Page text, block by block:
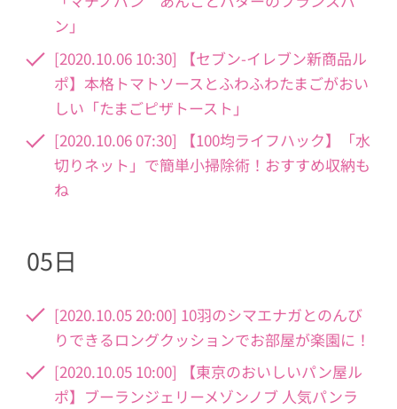
ン」
[2020.10.06 10:30] 【セブン-イレブン新商品ル
ポ】本格トマトソースとふわふわたまごがおい
しい「たまごピザトースト」
[2020.10.06 07:30] 【100均ライフハック】「水
切りネット」で簡単小掃除術！おすすめ収納も
ね
05日
[2020.10.05 20:00] 10羽のシマエナガとのんび
りできるロングクッションでお部屋が楽園に！
[2020.10.05 10:00] 【東京のおいしいパン屋ル
ポ】ブーランジェリーメゾンノブ 人気パンラ